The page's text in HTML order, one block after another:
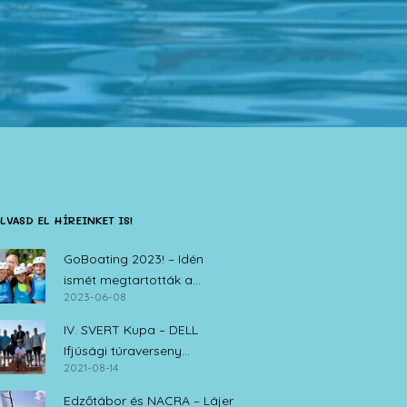
EL HÍREINKET IS!
GoBoating 2023! – Idén
ismét megtartották a
vitorlás iskolák nyílt napját
2023-06-08
IV. SVERT Kupa – DELL
Ifjúsági túraverseny
Zamárdi, 2021. augusztus 14.
2021-08-14
Edzőtábor és NACRA – Lájer